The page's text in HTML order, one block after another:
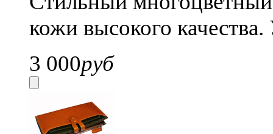
кожи высокого
3 000руб